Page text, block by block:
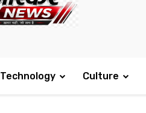
Technology Culture